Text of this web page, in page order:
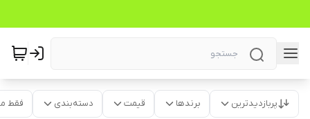
پربازدیدترین برندها قیمت دسته‌بندی فقط